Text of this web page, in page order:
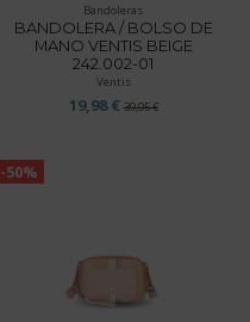
Bandoleras
BANDOLERA / BOLSO DE
MANO VENTIS BEIGE
242.002-01
Ventis
19,98 € 39,95 €
-50%